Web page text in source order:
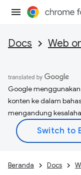
Docs Web
Google
konten ke dalam
mengandung
Beranda Docs